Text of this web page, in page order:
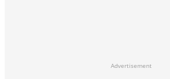
Advertisement